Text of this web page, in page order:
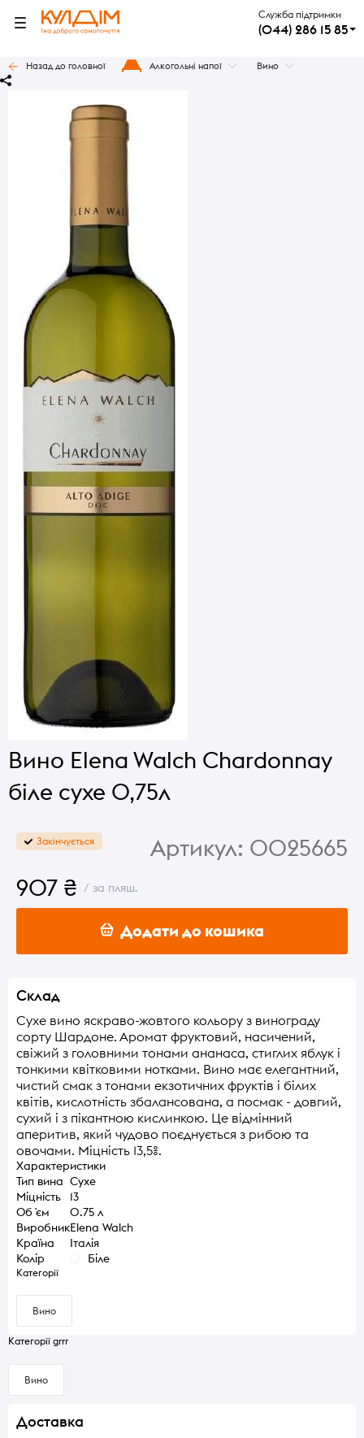
Служба підтримки
(044) 286 15 85
Назад до головної Алкогольні напої Вино
Вино Elena Walch Chardonnay
біле сухе 0,75л
Закінчується Артикул: 0025665
907 ₴ / за пляш.
Додати до кошика
Склад
Сухе вино яскраво-жовтого кольору з винограду
сорту Шардоне. Аромат фруктовий, насичений,
свіжий з головними тонами ананаса, стиглих яблук і
тонкими квітковими нотками. Вино має елегантний,
чистий смак з тонами екзотичних фруктів і білих
квітів, кислотність збалансована, а посмак - довгий,
сухий і з пікантною кислинкою. Це відмінний
аперитив, який чудово поєднується з рибою та
овочами. Міцність 13,5%.
Характеристики
Тип вина Сухе
Міцність
13
Об `єм
0.75 л
ВиробникElena Walch
Країна
Італія
Колір
Біле
Категорії
Вино
Категорії grrr
Вино
Доставка